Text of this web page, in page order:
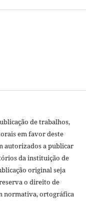
de trabalhos,
em favor deste
autorizados a publicar
da instituição de
original seja
o direito de
normativa, ortográfica